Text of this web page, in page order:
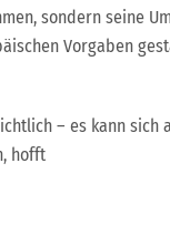
sondern seine
Vorgaben
– es kann sich
hofft